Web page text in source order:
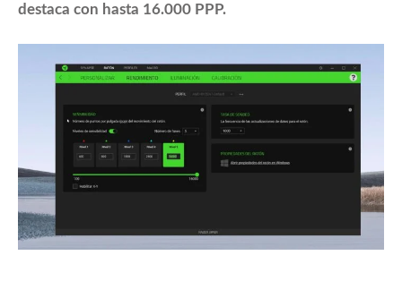
destaca con hasta 16.000 PPP.